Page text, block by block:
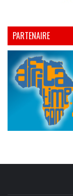
PARTENAIRE